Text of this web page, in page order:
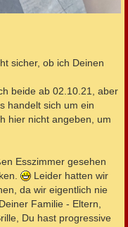
sicher, ob ich Deinen
beide ab 02.10.21, aber
handelt sich um ein
hier nicht angeben, um
Esszimmer gesehen
Leider hatten wir
da wir eigentlich nie
Familie - Eltern,
Du hast progressive